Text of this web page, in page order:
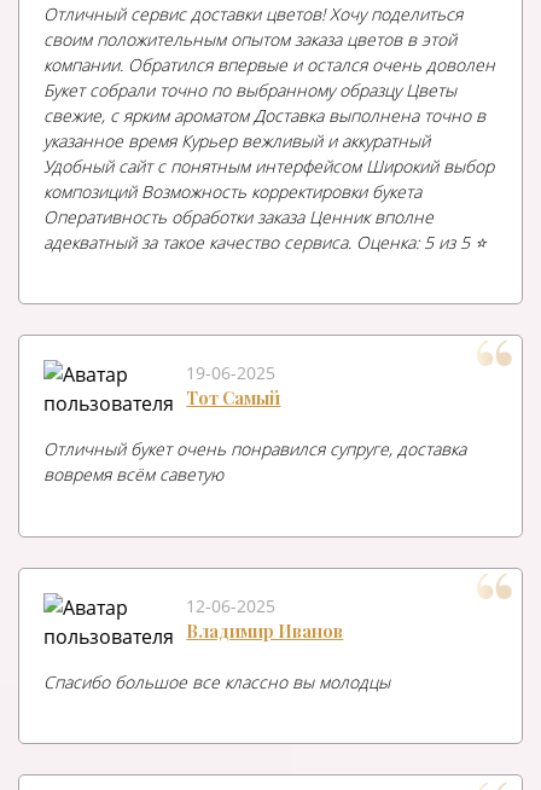
Отличный сервис доставки цветов! Хочу поделиться
своим положительным опытом заказа цветов в этой
компании. Обратился впервые и остался очень доволен
Букет собрали точно по выбранному образцу Цветы
свежие, с ярким ароматом Доставка выполнена точно в
указанное время Курьер вежливый и аккуратный
Удобный сайт с понятным интерфейсом Широкий выбор
композиций Возможность корректировки букета
Оперативность обработки заказа Ценник вполне
адекватный за такое качество сервиса. Оценка: 5 из 5 ⭐️
19-06-2025
Тот Самый
Отличный букет очень понравился супруге, доставка
вовремя всём саветую
12-06-2025
Владимир Иванов
Спасибо большое все классно вы молодцы